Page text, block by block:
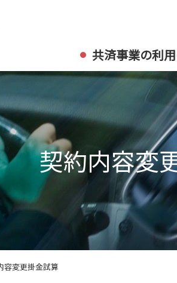
共済事業の利
契約内容変
容変更掛金試算